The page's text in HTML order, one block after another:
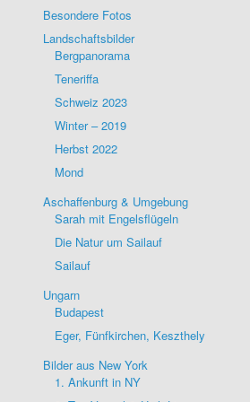
Besondere Fotos
Landschaftsbilder
Bergpanorama
Teneriffa
Schweiz 2023
Winter – 2019
Herbst 2022
Mond
Aschaffenburg & Umgebung
Sarah mit Engelsflügeln
Die Natur um Sailauf
Sailauf
Ungarn
Budapest
Eger, Fünfkirchen, Keszthely
Bilder aus New York
1. Ankunft in NY